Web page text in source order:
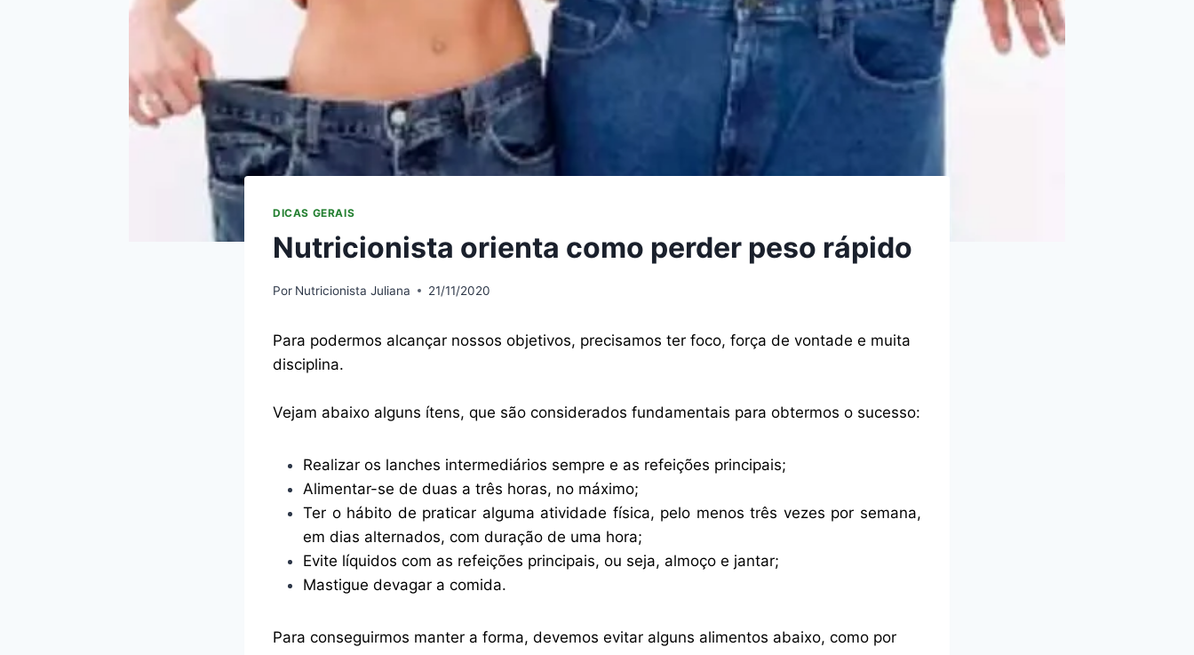
DICAS GERAIS
Nutricionista orienta como perder peso rápido
Por Nutricionista Juliana 21/11/2020
Para podermos alcançar nossos objetivos, precisamos ter foco, força de vontade e muita
disciplina.
Vejam abaixo alguns ítens, que são considerados fundamentais para obtermos o sucesso:
Realizar os lanches intermediários sempre e as refeições principais;
Alimentar-se de duas a três horas, no máximo;
Ter o hábito de praticar alguma atividade física, pelo menos três vezes por semana,
em dias alternados, com duração de uma hora;
Evite líquidos com as refeições principais, ou seja, almoço e jantar;
Mastigue devagar a comida.
Para conseguirmos manter a forma, devemos evitar alguns alimentos abaixo, como por